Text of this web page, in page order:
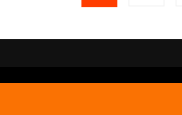
de
posts